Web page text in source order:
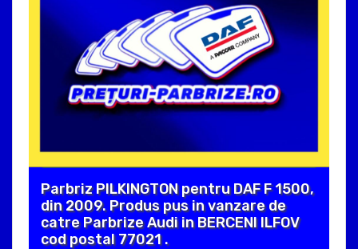
Parbriz PILKINGTON pentru DAF F 1500,
din 2009. Produs pus in vanzare de
catre Parbrize Audi in BERCENI ILFOV
cod postal 77021 .